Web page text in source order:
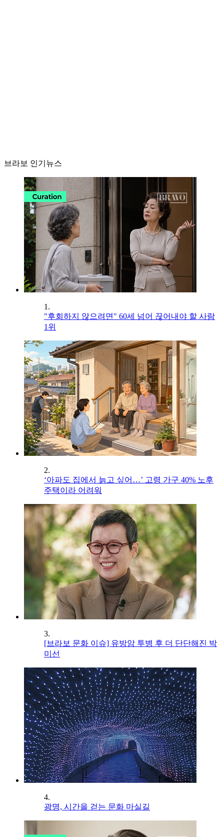
브라보 인기뉴스
1.
"후회하지 않으려면" 60세 넘어 끊어내야 할 사람
1위
2.
‘아파도 집에서 늙고 싶어…’ 고령 가구 40% 노후
주택이라 어려워
3.
[브라보 문화 이슈] 유방암 투병 후 더 단단해진 박
미선
4.
광명, 시간을 걷는 문화 마실길